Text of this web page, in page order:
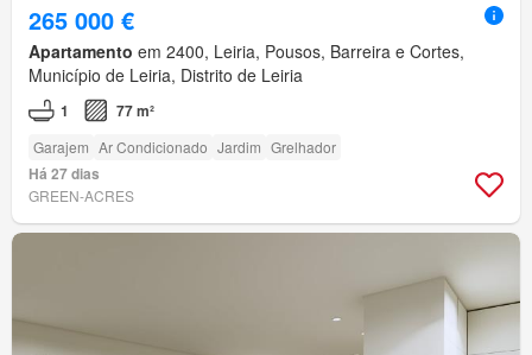
265 000 €
Apartamento em 2400, Leiria, Pousos, Barreira e Cortes,
Município de Leiria, Distrito de Leiria
1 77 m²
Garajem Ar Condicionado Jardim Grelhador
Há 27 dias
GREEN-ACRES